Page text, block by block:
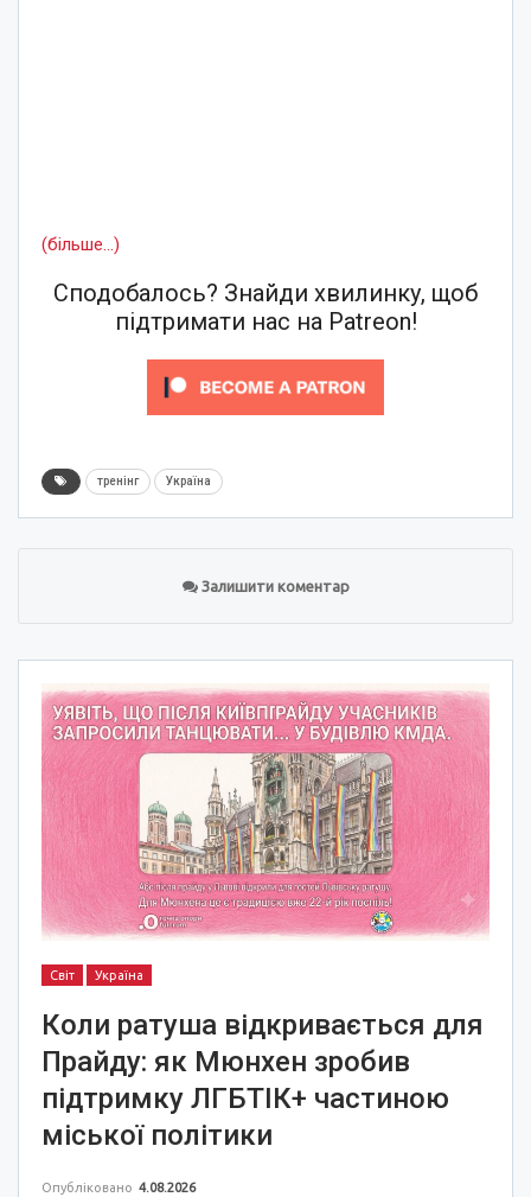
(більше…)
Сподобалось? Знайди хвилинку, щоб
підтримати нас на Patreon!
тренінг Україна
Залишити коментар
Світ Україна
Коли ратуша відкривається для
Прайду: як Мюнхен зробив
підтримку ЛГБТІК+ частиною
міської політики
Опубліковано 4.08.2026